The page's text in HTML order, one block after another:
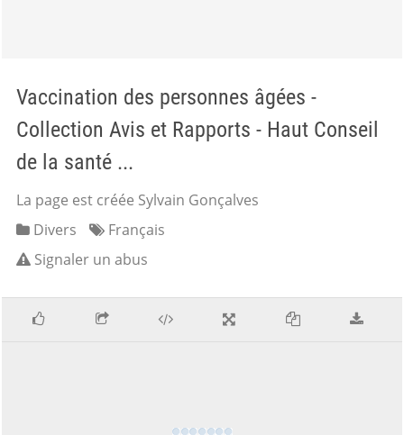
Vaccination des personnes âgées -
Collection Avis et Rapports - Haut Conseil
de la santé ...
La page est créée Sylvain Gonçalves
Divers
Français
Signaler un abus